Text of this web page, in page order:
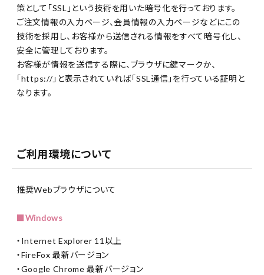
策として「SSL」という技術を用いた暗号化を行っております。
ご注文情報の入力ページ、会員情報の入力ページなどにこの
技術を採用し、お客様から送信される情報をすべて暗号化し、
安全に管理しております。
お客様が情報を送信する際に、ブラウザに鍵マークか、
「https://」と表示されていれば「SSL通信」を行っている証明と
なります。
ご利用環境について
推奨Webブラウザについて
■Windows
・Internet Explorer 11以上
・FireFox 最新バージョン
・Google Chrome 最新バージョン